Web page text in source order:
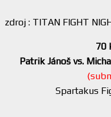
zdroj : TITAN FIGHT
70
Patrik Jánoš vs.
Spartakus